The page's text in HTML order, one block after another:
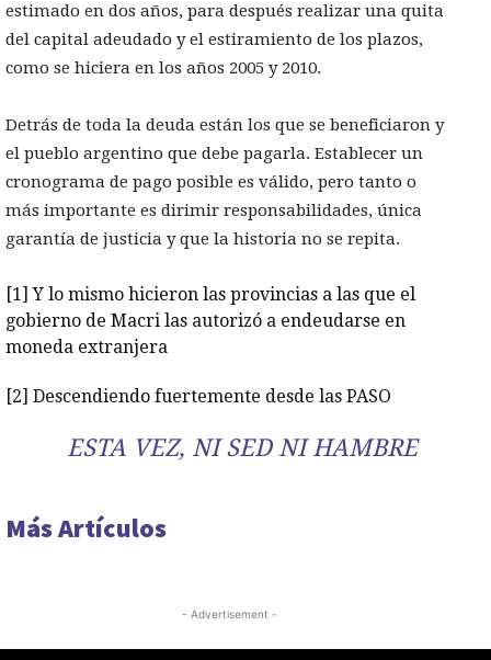
estimado en dos años, para después realizar una quita
del capital adeudado y el estiramiento de los plazos,
como se hiciera en los años 2005 y 2010.
Detrás de toda la deuda están los que se beneficiaron y
el pueblo argentino que debe pagarla. Establecer un
cronograma de pago posible es válido, pero tanto o
más importante es dirimir responsabilidades, única
garantía de justicia y que la historia no se repita.
[1] Y lo mismo hicieron las provincias a las que el
gobierno de Macri las autorizó a endeudarse en
moneda extranjera
[2] Descendiendo fuertemente desde las PASO
ESTA VEZ, NI SED NI HAMBRE
Más Artículos
- Advertisement -